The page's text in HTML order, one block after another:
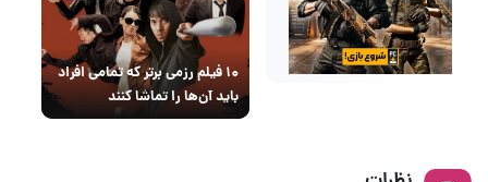
۱۰ فیلم رزمی برتر که تمامی افراد
باید آن‌ها را تماشا کنند